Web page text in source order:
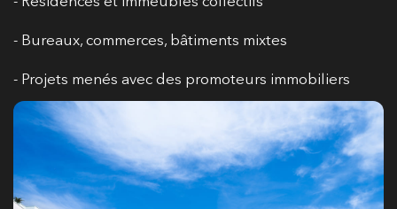
- Bureaux, commerces, bâtiments mixtes
- Projets menés avec des promoteurs immobiliers